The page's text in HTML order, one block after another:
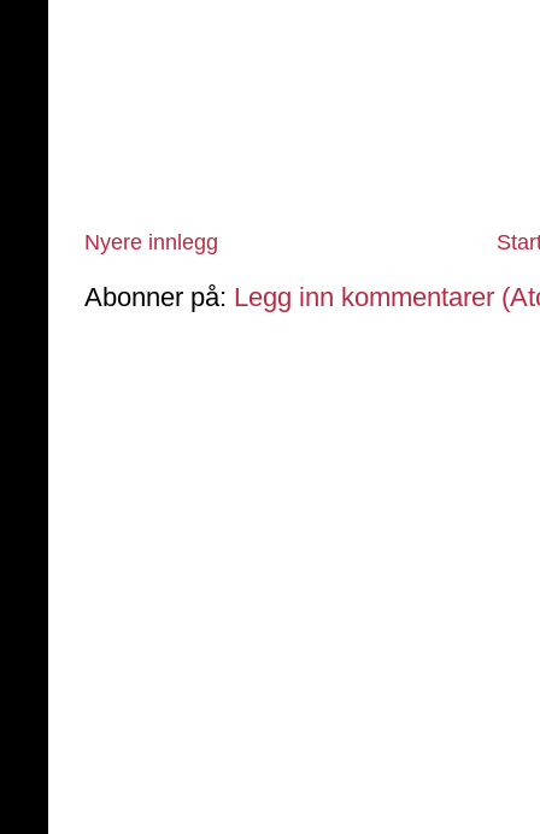
Nyere innlegg
Abonner på: Legg inn kommentarer